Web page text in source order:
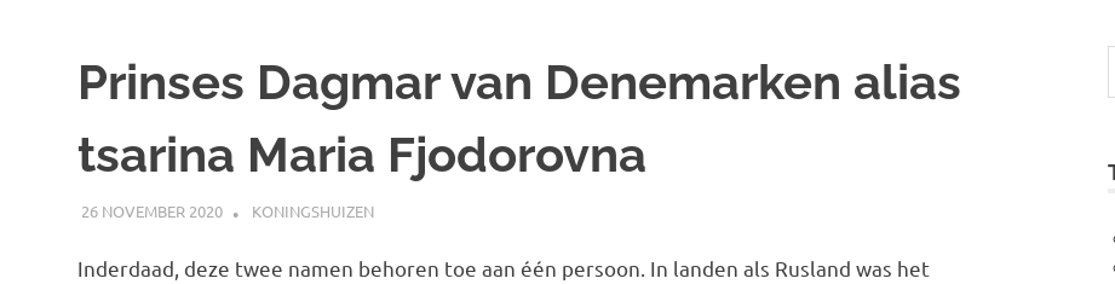
Prinses Dagmar van Denemarken alias
tsarina Maria Fjodorovna
26 NOVEMBER 2020 MARJOLEIN
KONINGSHUIZEN
Inderdaad, deze twee namen behoren toe aan één persoon. In landen als Rusland was het